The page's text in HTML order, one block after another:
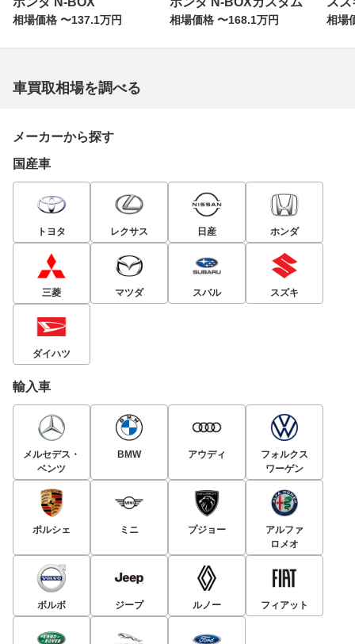
相場価格 〜137.1万円 相場価格 〜168.1万円 相場
車買取相場を調べる
メーカーから探す
国産車
トヨタ レクサス 日産 ホンダ
三菱 マツダ スバル スズキ
ダイハツ
輸入車
メルセデス・
ベンツ
BMW アウディ
フォルクス
ワーゲン
ポルシェ ミニ プジョー
アルファ
ロメオ
ボルボ ジープ ルノー フィアット